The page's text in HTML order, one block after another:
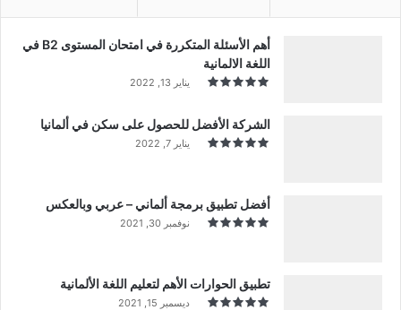
أهم الأسئلة المتكررة في امتحان المستوى B2 في
اللغة الالمانية
يناير 13, 2022
الشركة الأفضل للحصول على سكن في ألمانيا
يناير 7, 2022
أفضل تطبيق برمجة ألماني – عربي وبالعكس
نوفمبر 30, 2021
تطبيق الحوارات الأهم لتعليم اللغة الألمانية
ديسمبر 15, 2021